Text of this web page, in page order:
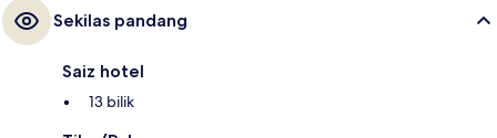
Sekilas pandang
Saiz hotel
13 bilik